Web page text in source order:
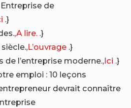
Entreprise de
.}
A lire. .}
L’ouvrage .}
de l’entreprise moderne.,Ici .}
emploi : 10 leçons
devrait connaître